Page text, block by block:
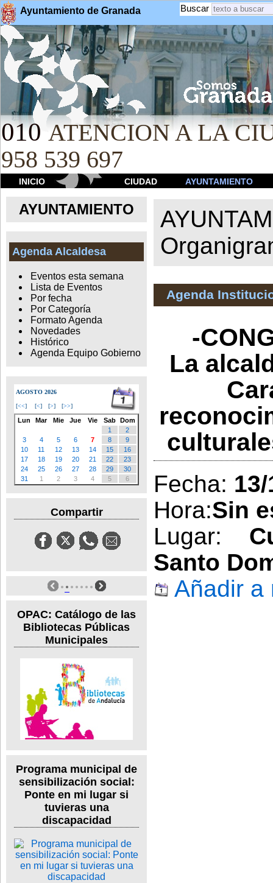
Ayuntamiento de Granada Buscar
010 ATENCION A LA
958 539 697
INICIO CIUDAD AYUNTAMIENTO
AYUNTAMIENTO
Agenda Alcaldesa
Eventos esta semana
Lista de Eventos
Por fecha
Por Categoría
Formato Agenda
Novedades
Histórico
Agenda Equipo Gobierno
AGOSTO 2026
[<<] [<] [>] [>>]
Lun Mar Mie Jue Vie Sab
Dom
1
2
3
4 5 6 7 8
9
10
11 12 13 14 15
16
17
18 19 20 21 22
23
24
25 26 27 28 29
30
31
1 2 3 4 5 6
Compartir
OPAC: Catálogo de las
Bibliotecas Públicas
Municipales
Programa municipal de
sensibilización social:
Ponte en mi lugar si
tuvieras una
discapacidad
Agenda
-
La
Fecha:
Hora:Sin
Lugar:
Santo
Añadir a